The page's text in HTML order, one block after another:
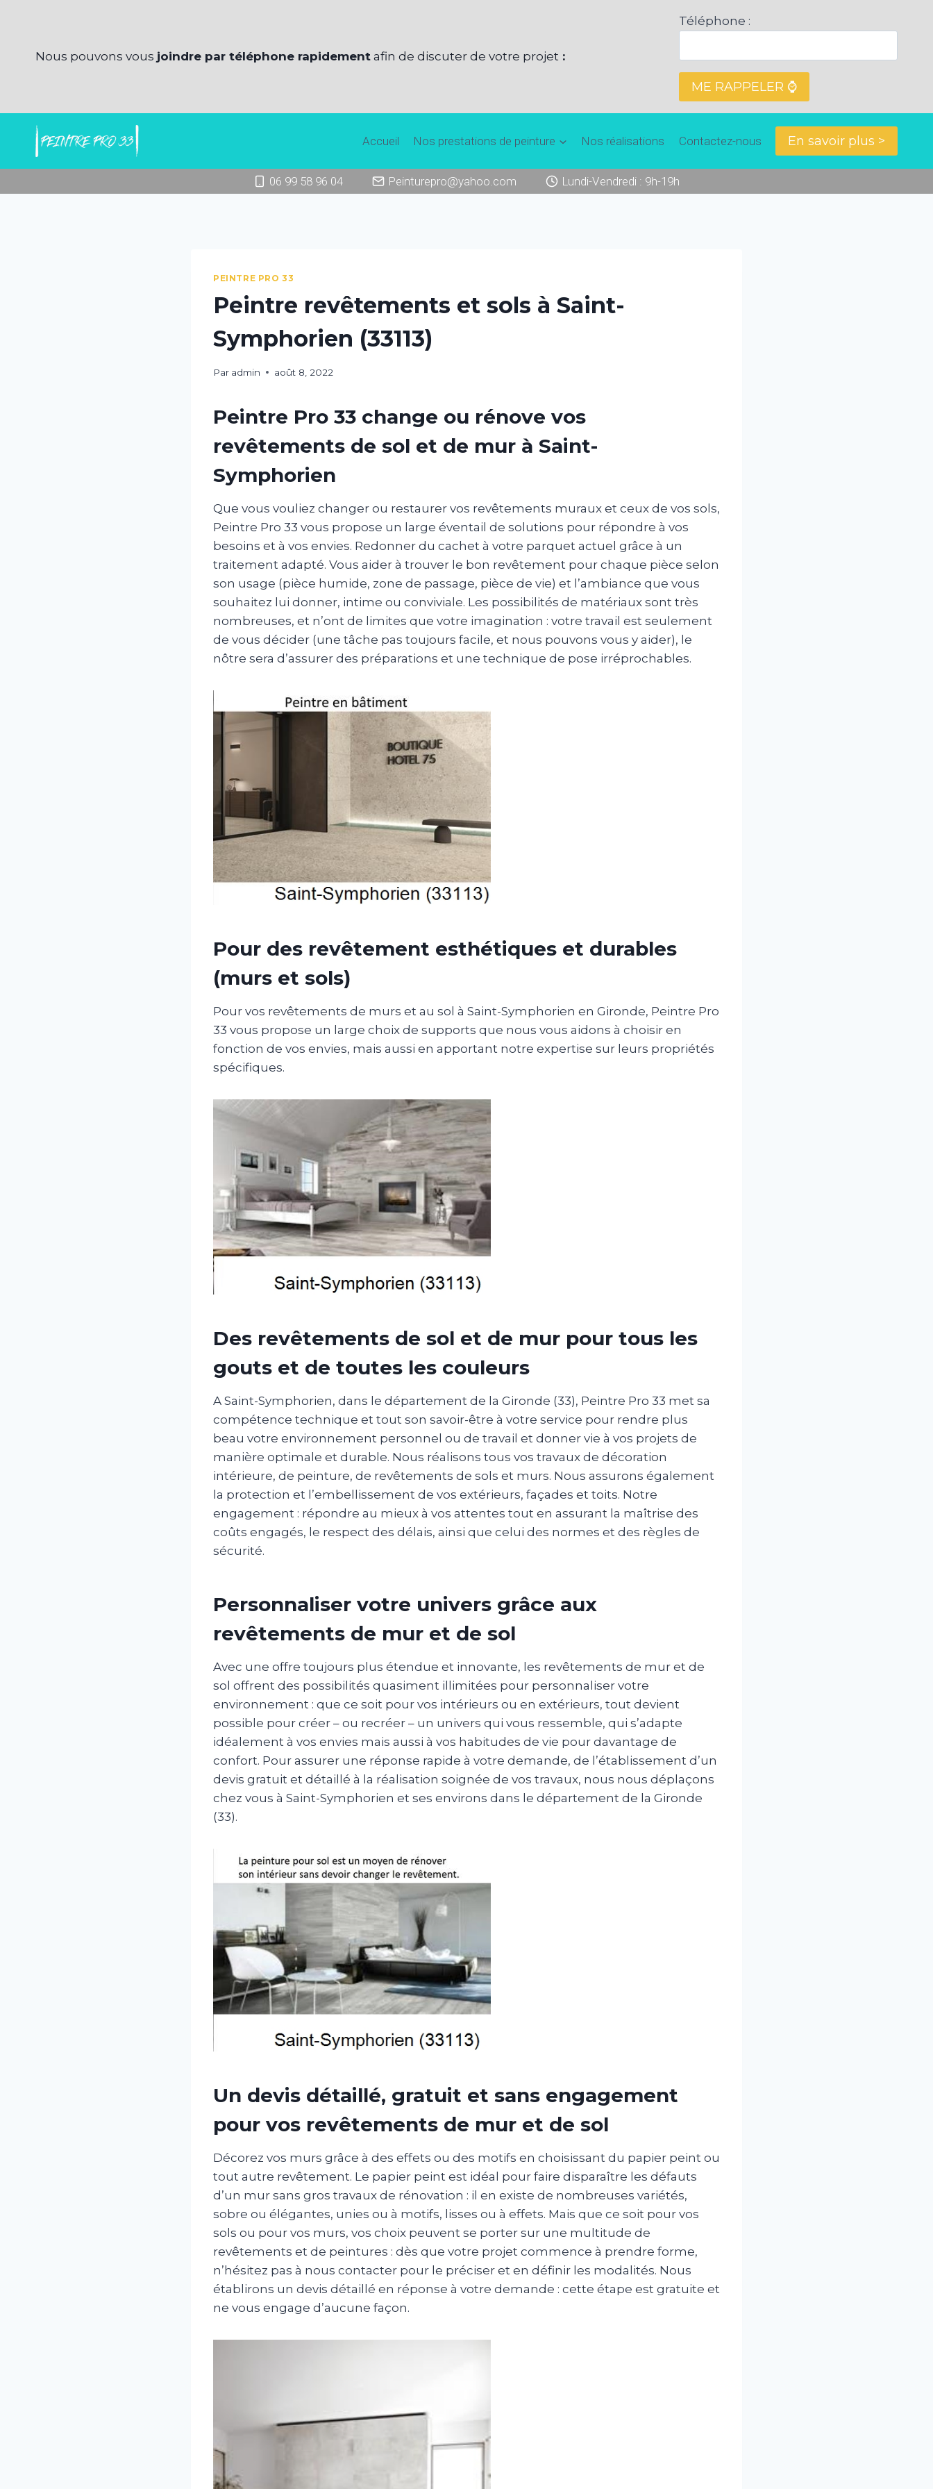
Nous pouvons vous joindre par téléphone rapidement afin de discuter de votre projet :
Téléphone :
Accueil Nos prestations de peinture Nos réalisations Contactez-nous En savoir plus >
06 99 58 96 04 Peinturepro@yahoo.com Lundi-Vendredi : 9h-19h
PEINTRE PRO 33
Peintre revêtements et sols à Saint-
Symphorien (33113)
Par admin août 8, 2022
Peintre Pro 33 change ou rénove vos
revêtements de sol et de mur à Saint-
Symphorien
Que vous vouliez changer ou restaurer vos revêtements muraux et ceux de vos sols,
Peintre Pro 33 vous propose un large éventail de solutions pour répondre à vos
besoins et à vos envies. Redonner du cachet à votre parquet actuel grâce à un
traitement adapté. Vous aider à trouver le bon revêtement pour chaque pièce selon
son usage (pièce humide, zone de passage, pièce de vie) et l’ambiance que vous
souhaitez lui donner, intime ou conviviale. Les possibilités de matériaux sont très
nombreuses, et n’ont de limites que votre imagination : votre travail est seulement
de vous décider (une tâche pas toujours facile, et nous pouvons vous y aider), le
nôtre sera d’assurer des préparations et une technique de pose irréprochables.
Pour des revêtement esthétiques et durables
(murs et sols)
Pour vos revêtements de murs et au sol à Saint-Symphorien en Gironde, Peintre Pro
33 vous propose un large choix de supports que nous vous aidons à choisir en
fonction de vos envies, mais aussi en apportant notre expertise sur leurs propriétés
spécifiques.
Des revêtements de sol et de mur pour tous les
gouts et de toutes les couleurs
A Saint-Symphorien, dans le département de la Gironde (33), Peintre Pro 33 met sa
compétence technique et tout son savoir-être à votre service pour rendre plus
beau votre environnement personnel ou de travail et donner vie à vos projets de
manière optimale et durable. Nous réalisons tous vos travaux de décoration
intérieure, de peinture, de revêtements de sols et murs. Nous assurons également
la protection et l’embellissement de vos extérieurs, façades et toits. Notre
engagement : répondre au mieux à vos attentes tout en assurant la maîtrise des
coûts engagés, le respect des délais, ainsi que celui des normes et des règles de
sécurité.
Personnaliser votre univers grâce aux
revêtements de mur et de sol
Avec une offre toujours plus étendue et innovante, les revêtements de mur et de
sol offrent des possibilités quasiment illimitées pour personnaliser votre
environnement : que ce soit pour vos intérieurs ou en extérieurs, tout devient
possible pour créer – ou recréer – un univers qui vous ressemble, qui s’adapte
idéalement à vos envies mais aussi à vos habitudes de vie pour davantage de
confort. Pour assurer une réponse rapide à votre demande, de l’établissement d’un
devis gratuit et détaillé à la réalisation soignée de vos travaux, nous nous déplaçons
chez vous à Saint-Symphorien et ses environs dans le département de la Gironde
(33).
Un devis détaillé, gratuit et sans engagement
pour vos revêtements de mur et de sol
Décorez vos murs grâce à des effets ou des motifs en choisissant du papier peint ou
tout autre revêtement. Le papier peint est idéal pour faire disparaître les défauts
d’un mur sans gros travaux de rénovation : il en existe de nombreuses variétés,
sobre ou élégantes, unies ou à motifs, lisses ou à effets. Mais que ce soit pour vos
sols ou pour vos murs, vos choix peuvent se porter sur une multitude de
revêtements et de peintures : dès que votre projet commence à prendre forme,
n’hésitez pas à nous contacter pour le préciser et en définir les modalités. Nous
établirons un devis détaillé en réponse à votre demande : cette étape est gratuite et
ne vous engage d’aucune façon.